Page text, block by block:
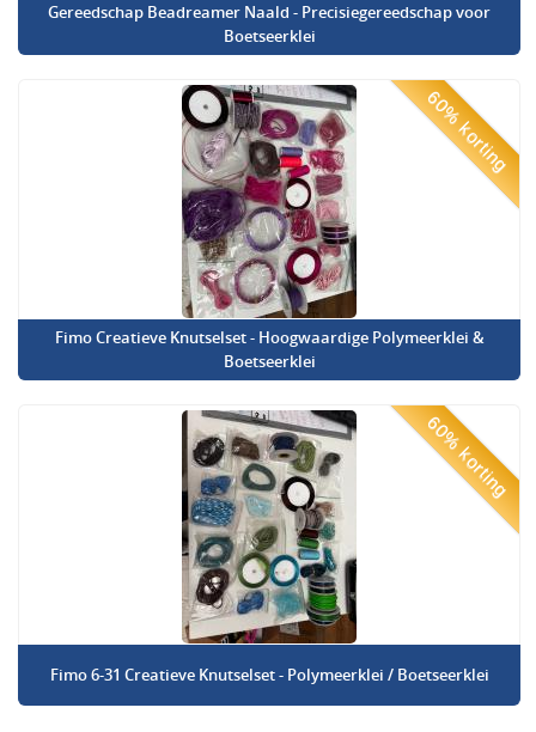
Gereedschap Beadreamer Naald - Precisiegereedschap voor
Boetseerklei
60% korting
Fimo Creatieve Knutselset - Hoogwaardige Polymeerklei &
Boetseerklei
60% korting
Fimo 6-31 Creatieve Knutselset - Polymeerklei / Boetseerklei